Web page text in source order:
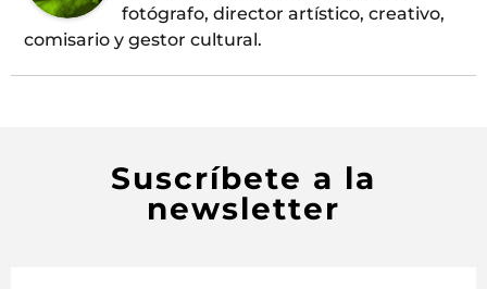
fotógrafo, director artístico, creativo,
comisario y gestor cultural.
Suscríbete a la
newsletter